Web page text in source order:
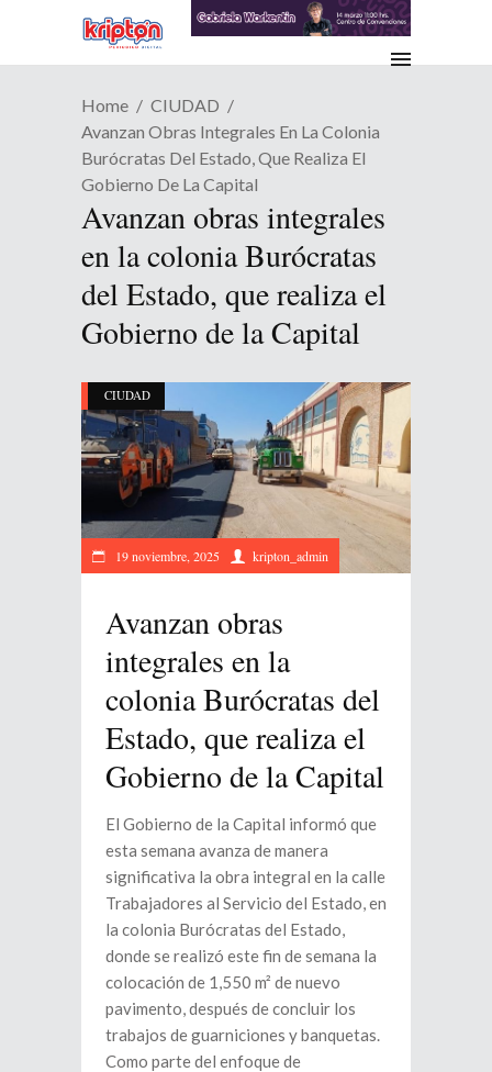
Home
CIUDAD
Avanzan Obras Integrales En La Colonia
Burócratas Del Estado, Que Realiza El
Gobierno De La Capital
Avanzan obras integrales
en la colonia Burócratas
del Estado, que realiza el
Gobierno de la Capital
CIUDAD
19 noviembre, 2025 kripton_admin
Avanzan obras
integrales en la
colonia Burócratas del
Estado, que realiza el
Gobierno de la Capital
El Gobierno de la Capital informó que
esta semana avanza de manera
significativa la obra integral en la calle
Trabajadores al Servicio del Estado, en
la colonia Burócratas del Estado,
donde se realizó este fin de semana la
colocación de 1,550 m² de nuevo
pavimento, después de concluir los
trabajos de guarniciones y banquetas.
Como parte del enfoque de